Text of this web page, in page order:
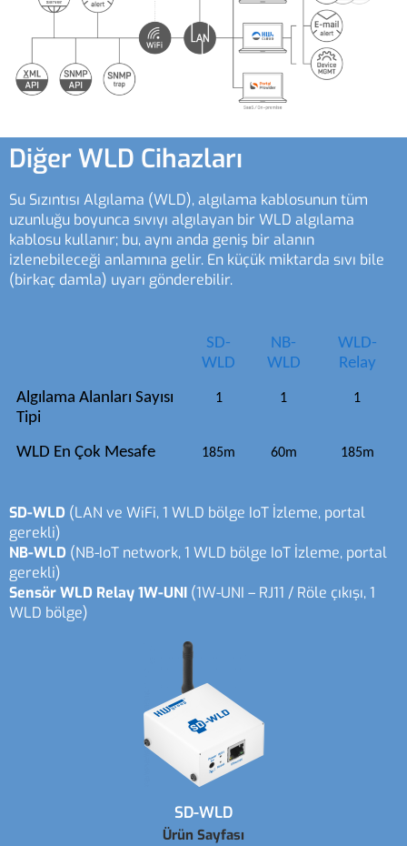
Diğer WLD Cihazları
Su Sızıntısı Algılama (WLD), algılama kablosunun tüm
uzunluğu boyunca sıvıyı algılayan bir WLD algılama
kablosu kullanır; bu, aynı anda geniş bir alanın
izlenebileceği anlamına gelir. En küçük miktarda sıvı bile
(birkaç damla) uyarı gönderebilir.
SD-
WLD
NB-
WLD
WLD-
Relay
Algılama Alanları Sayısı
Tipi
1 1 1
WLD En Çok Mesafe 185m 60m 185m
SD-WLD (LAN ve WiFi, 1 WLD bölge IoT İzleme, portal
gerekli)
NB-WLD (NB-IoT network, 1 WLD bölge IoT İzleme, portal
gerekli)
Sensör WLD Relay 1W-UNI (1W-UNI – RJ11 / Röle çıkışı, 1
WLD bölge)
SD-WLD
Ürün Sayfası